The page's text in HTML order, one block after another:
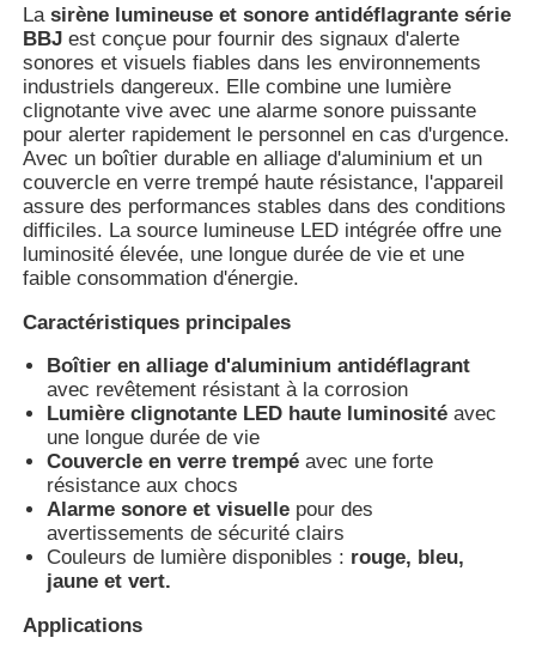
Aperçu
Produits
A propos de nous
Lasirène lumineuse et sonore antidéflagrante série
BBJ est conçue pour fournir des signaux d'alerte
sonores et visuels fiables dans les environnements
industriels dangereux. Elle combine une lumière
clignotante vive avec une alarme sonore puissante
pour alerter rapidement le personnel en cas d'urgence.
Avec un boîtier durable en alliage d'aluminium et un
couvercle en verre trempé haute résistance, l'appareil
assure des performances stables dans des conditions
difficiles. La source lumineuse LED intégrée offre une
luminosité élevée, une longue durée de vie et une
faible consommation d'énergie.
Caractéristiques principales
Boîtier en alliage d'aluminium antidéflagrant
avec revêtement résistant à la corrosion
Lumière clignotante LED haute luminosité avec
une longue durée de vie
Couvercle en verre trempé avec une forte
résistance aux chocs
Alarme sonore et visuelle pour des
avertissements de sécurité clairs
Couleurs de lumière disponibles : rouge, bleu,
jaune et vert.
Applications